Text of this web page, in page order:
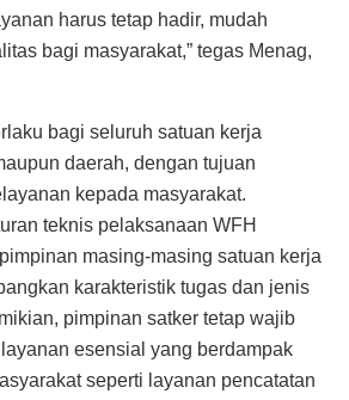
harus tetap hadir, mudah
bagi masyarakat,” tegas Menag,
bagi seluruh satuan kerja
daerah, dengan tujuan
kepada masyarakat.
teknis pelaksanaan WFH
masing-masing satuan kerja
karakteristik tugas dan jenis
pimpinan satker tetap wajib
esensial yang berdampak
seperti layanan pencatatan